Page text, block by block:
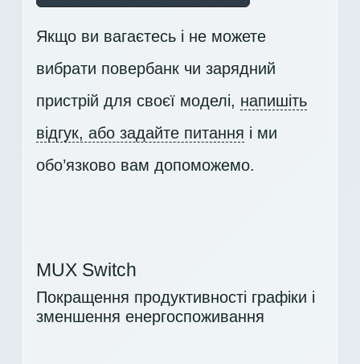
Якщо ви вагаєтесь і не можете
вибрати повербанк чи зарядний
пристрій для своєї моделі, напишіть
відгук, або задайте питання і ми
обо’язково вам допоможемо.
MUX Switch
Покращення продуктивності графіки і
зменшення енергоспоживання